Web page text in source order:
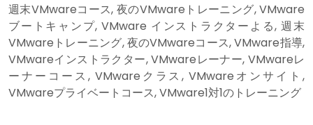
週末VMwareコース, 夜のVMwareトレーニング, VMware
ブートキャンプ, VMware インストラクターよる, 週末
VMwareトレーニング, 夜のVMwareコース, VMware指導,
VMwareインストラクター, VMwareレーナー, VMwareレ
ーナーコース, VMwareクラス, VMwareオンサイト,
VMwareプライベートコース, VMware1対1のトレーニング